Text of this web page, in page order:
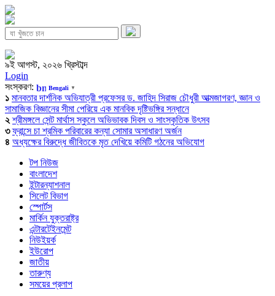
৯ই আগস্ট, ২০২৬ খ্রিস্টাব্দ
Login
সংস্করণ:
Bengali ▼
১ মানবতার দার্শনিক অভিযাত্রী প্রফেসর ড. জাহিদ সিরাজ চৌধুরী আত্মজাগরণ, জ্ঞান ও
সামাজিক বিজ্ঞানের সীমা পেরিয়ে এক মানবিক দৃষ্টিভঙ্গির সন্ধানে
২ শ্রীমঙ্গলে সেন্ট মার্থাস স্কুলে অভিভাবক দিবস ও সাংস্কৃতিক উৎসব
৩ ফ্রান্সে চা শ্রমিক পরিবারের কন্যা সোমার অসাধারণ অর্জন
৪ অধ্যক্ষের বিরুদ্ধে জীবিতকে মৃত দেখিয়ে কমিটি গঠনের অভিযোগ
টপ নিউজ
বাংলাদেশ
ইন্টারন্যাশনাল
সিলেট বিভাগ
স্পোর্টস
মার্কিন যুক্তরাষ্ট্র
এন্টারটেইনমেন্ট
নিউইয়র্ক
ইউরোপ
জাতীয়
তারুণ্য
সময়ের প্রলাপ